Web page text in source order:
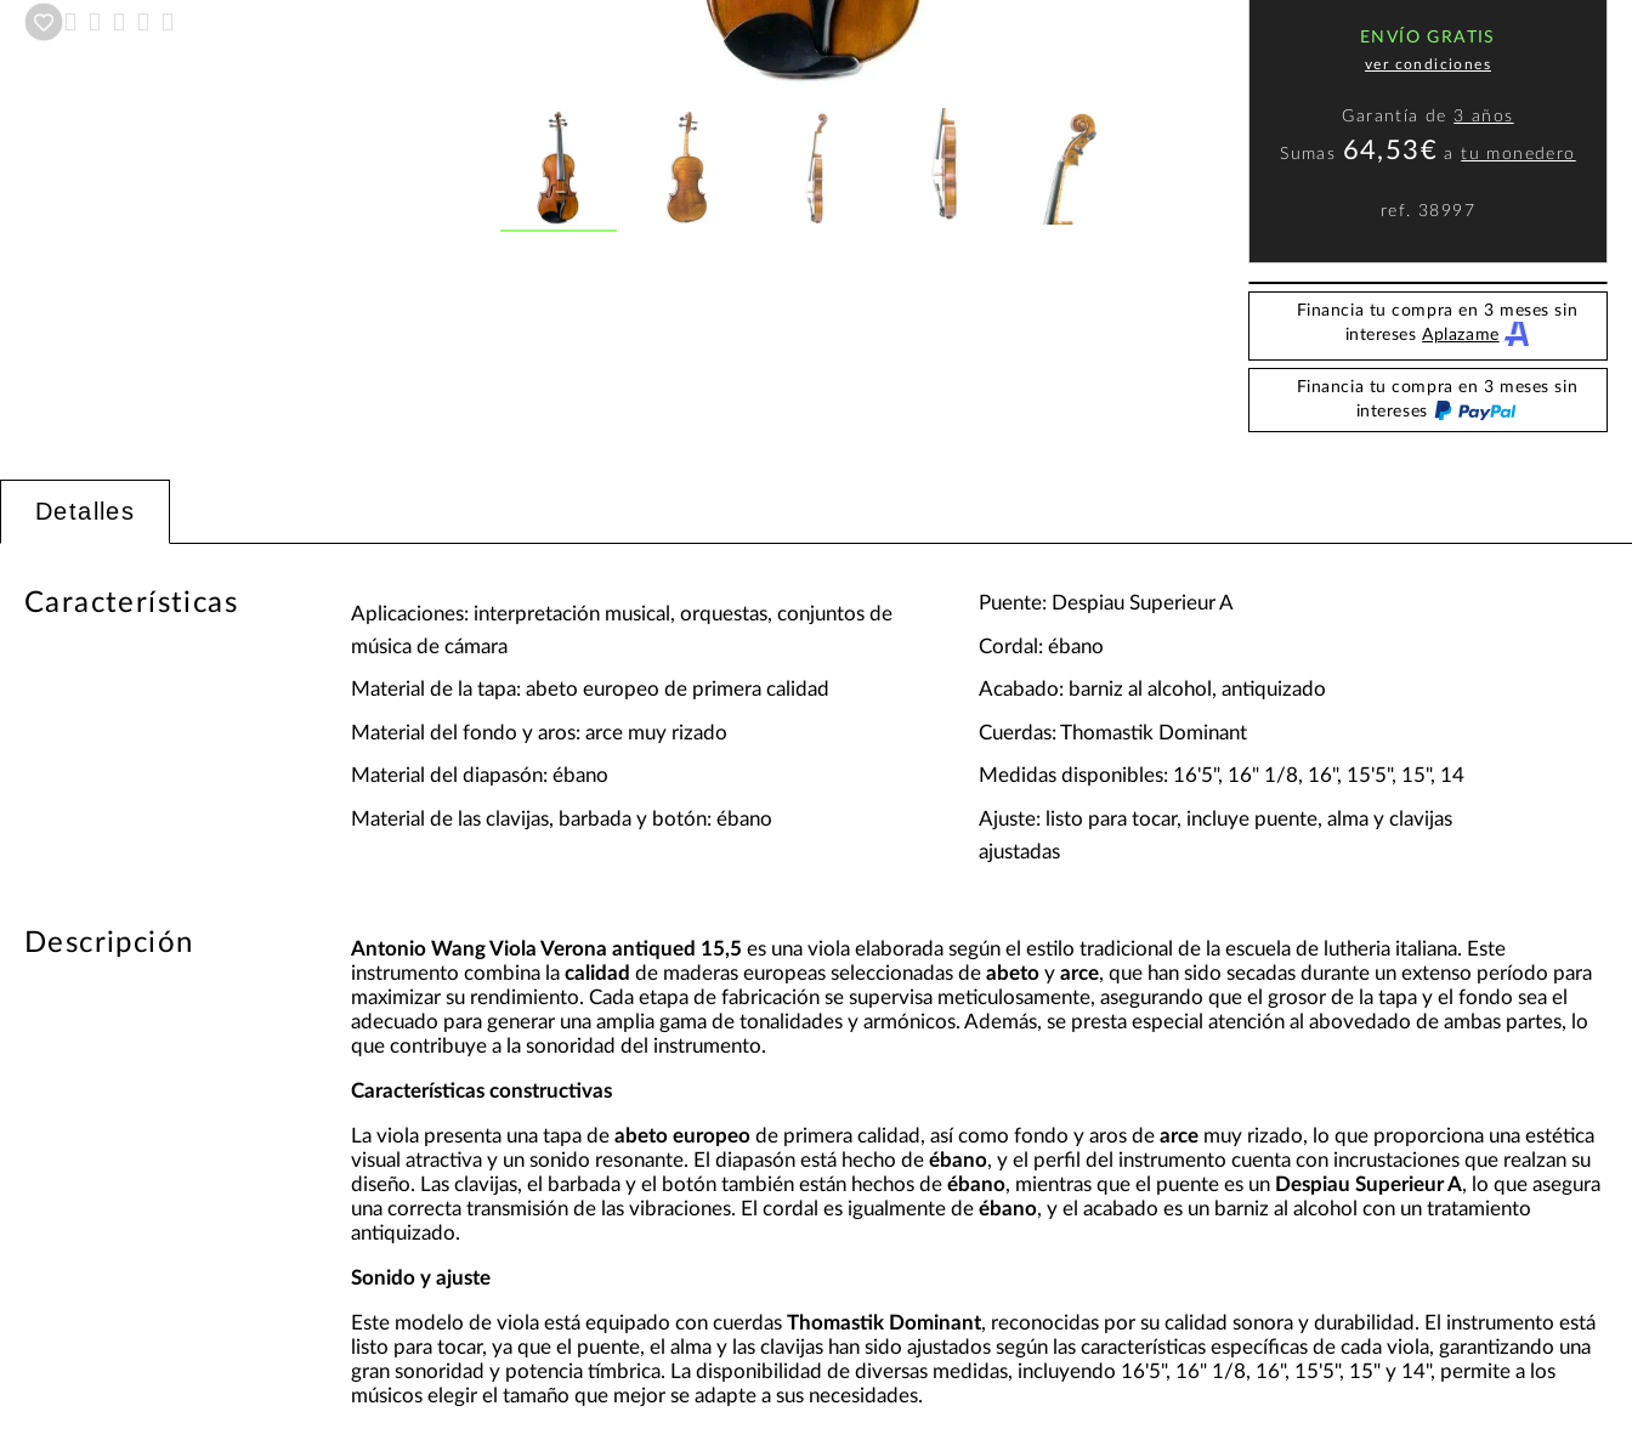
ENVÍO GRATIS
ver condiciones
Garantía de 3 años
Sumas 64,53€ atu monedero
ref. 38997
Financia tu compra en 3 meses sin
interesesAplazame
Financia tu compra en 3 meses sin
intereses
Detalles
Características
Aplicaciones: interpretación musical, orquestas, conjuntos de
música de cámara
Material de la tapa: abeto europeo de primera calidad
Material del fondo y aros: arce muy rizado
Material del diapasón: ébano
Material de las clavijas, barbada y botón: ébano
Puente: Despiau Superieur A
Cordal: ébano
Acabado: barniz al alcohol, antiquizado
Cuerdas: Thomastik Dominant
Medidas disponibles: 16'5", 16" 1/8, 16", 15'5", 15", 14
Ajuste: listo para tocar, incluye puente, alma y clavijas
ajustadas
Descripción Antonio Wang Viola Verona antiqued 15,5 es una viola elaborada según el estilo tradicional de la escuela de lutheria italiana. Este
instrumento combina la calidad de maderas europeas seleccionadas de abetoy arce, que han sido secadas durante un extenso período para
maximizar su rendimiento. Cada etapa de fabricación se supervisa meticulosamente, asegurando que el grosor de la tapa y el fondo sea el
adecuado para generar una amplia gama de tonalidades y armónicos. Además, se presta especial atención al abovedado de ambas partes, lo
que contribuye a la sonoridad del instrumento.
Características constructivas
La viola presenta una tapa de abeto europeode primera calidad, así como fondo y aros de arcemuy rizado, lo que proporciona una estética
visual atractiva y un sonido resonante. El diapasón está hecho de ébano, y el perfil del instrumento cuenta con incrustaciones que realzan su
diseño. Las clavijas, el barbada y el botón también están hechos de ébano, mientras que el puente es un Despiau Superieur A, lo que asegura
una correcta transmisión de las vibraciones. El cordal es igualmente de ébano, y el acabado es un barniz al alcohol con un tratamiento
antiquizado.
Sonido y ajuste
Este modelo de viola está equipado con cuerdas Thomastik Dominant, reconocidas por su calidad sonora y durabilidad. El instrumento está
listo para tocar, ya que el puente, el alma y las clavijas han sido ajustados según las características específicas de cada viola, garantizando una
gran sonoridad y potencia tímbrica. La disponibilidad de diversas medidas, incluyendo 16'5", 16" 1/8, 16", 15'5", 15" y 14", permite a los
músicos elegir el tamaño que mejor se adapte a sus necesidades.